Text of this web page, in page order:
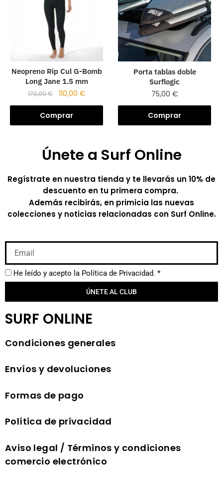
Neopreno Rip Cul G-Bomb
Long Jane 1.5 mm
170,00€ 110,00 €
Comprar
Porta tablas doble
Surflogic
75,00 €
Comprar
Únete a Surf Online
Regístrate en nuestra tienda y te llevarás un 10% de
descuento en tu primera compra.
Además recibirás, en primicia las nuevas
colecciones y noticias relacionadas con Surf Online.
He leído y acepto la Política de Privacidad. *
ÚNETE AL CLUB
SURF ONLINE
Condiciones generales
Envíos y devoluciones
Formas de pago
Política de privacidad
Aviso legal / Términos y condiciones
comercio electrónico